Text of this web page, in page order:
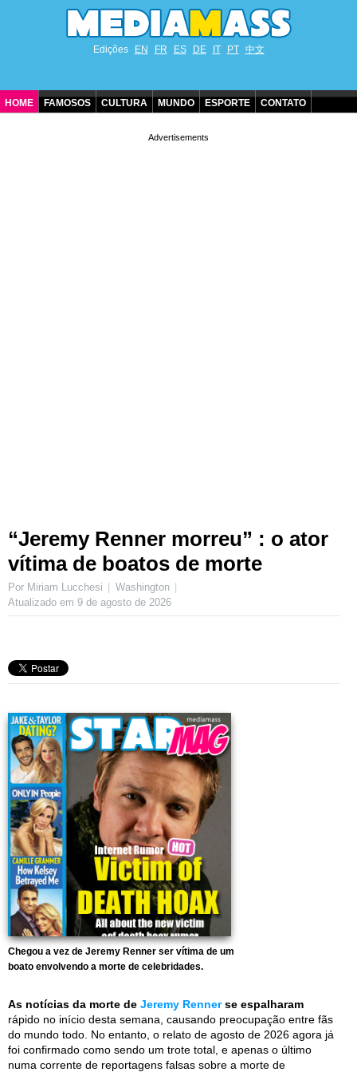
Edições EN FR ES DE IT PT 中文
HOME FAMOSOS CULTURA MUNDO ESPORTE CONTATO
“Jeremy Renner morreu” : o ator
vítima de boatos de morte
Por Miriam Lucchesi
Washington
Atualizado em 9 de agosto de 2026
Chegou a vez de Jeremy Renner ser vítima de um
boato envolvendo a morte de celebridades.
As notícias da morte de Jeremy Rennerse espalharam
rápido no início desta semana, causando preocupação entre fãs
do mundo todo. No entanto, o relato de agosto de 2026 agora já
foi confirmado como sendo um trote total, e apenas o último
numa corrente de reportagens falsas sobre a morte de